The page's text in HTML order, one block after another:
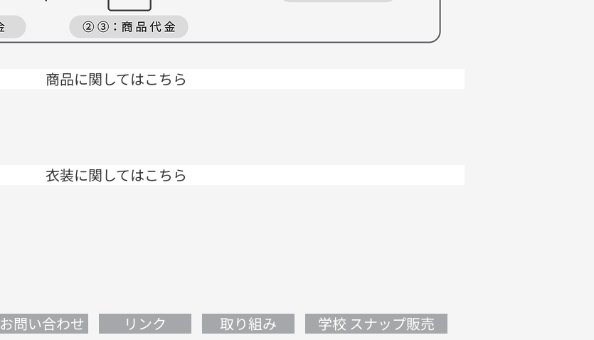
商品に関してはこちら
衣装に関してはこちら
お問い合わせ リンク 取り組み 学校 スナップ販売